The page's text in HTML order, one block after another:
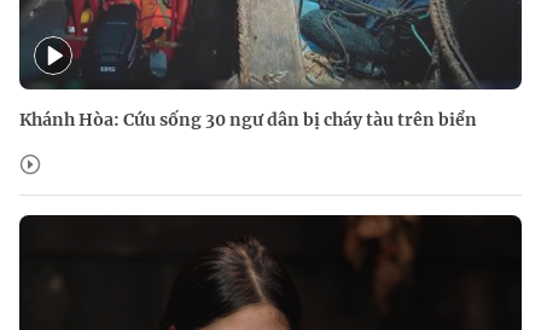
Khánh Hòa: Cứu sống 30 ngư dân bị cháy tàu trên biển